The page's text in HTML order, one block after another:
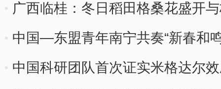
广西临桂：冬日稻田格桑花盛开
中国—东盟青年南宁共奏“新春和
中国科研团队首次证实米格达尔